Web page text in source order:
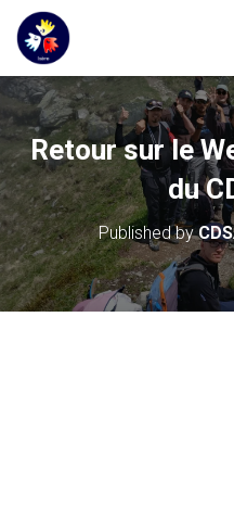
Retour sur le
du
Published by